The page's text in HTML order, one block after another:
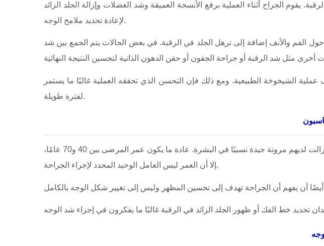
الجراح أثناء العملية برفع الأنسجة العميقة وشد العضلات وإزالة الجلد الزائد
لإعادة تحديد ملامح الوجه.
الفم والأنف إضافة إلى ترهل الجلد في الرقبة. في بعض الحالات يتم الجمع بين شد
الشيخوخة الطبيعية. ومع ذلك فإن التحسن الذي تحققه العملية غالبًا ما يستمر
لفترة طويلة.
أفضل المرشحين لعملية شد الوجه هم الأشخاص الذين يعانون من ترهل واضح في الجلد ولكن ما زالت لديهم مرونة جيدة نسبيًا في البشرة. عادة ما يكون عمر المرضى بين 40 و70 عامًا،
إلا أن العمر ليس العامل الوحيد المحدد لإجراء الجراحة.